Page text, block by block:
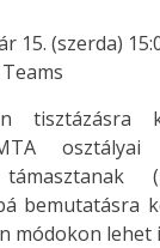
15. (szerda)
tisztázásra
osztályai
támasztanak
bemutatásra
módokon lehet